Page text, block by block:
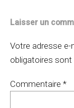
Laisser un
Votre adresse e-
obligatoires sont
Commentaire *